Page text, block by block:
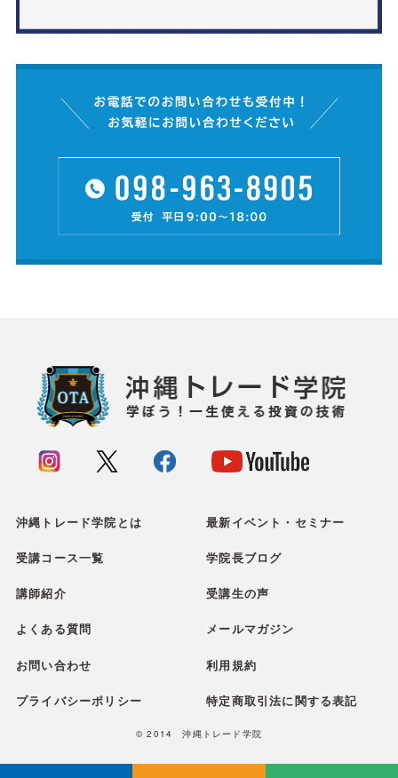
沖縄トレード学院とは 最新イベント・セミナー
受講コース一覧 学院長ブログ
講師紹介 受講生の声
よくある質問 メールマガジン
お問い合わせ 利用規約
プライバシーポリシー 特定商取引法に関する表記
© 2014 沖縄トレード学院